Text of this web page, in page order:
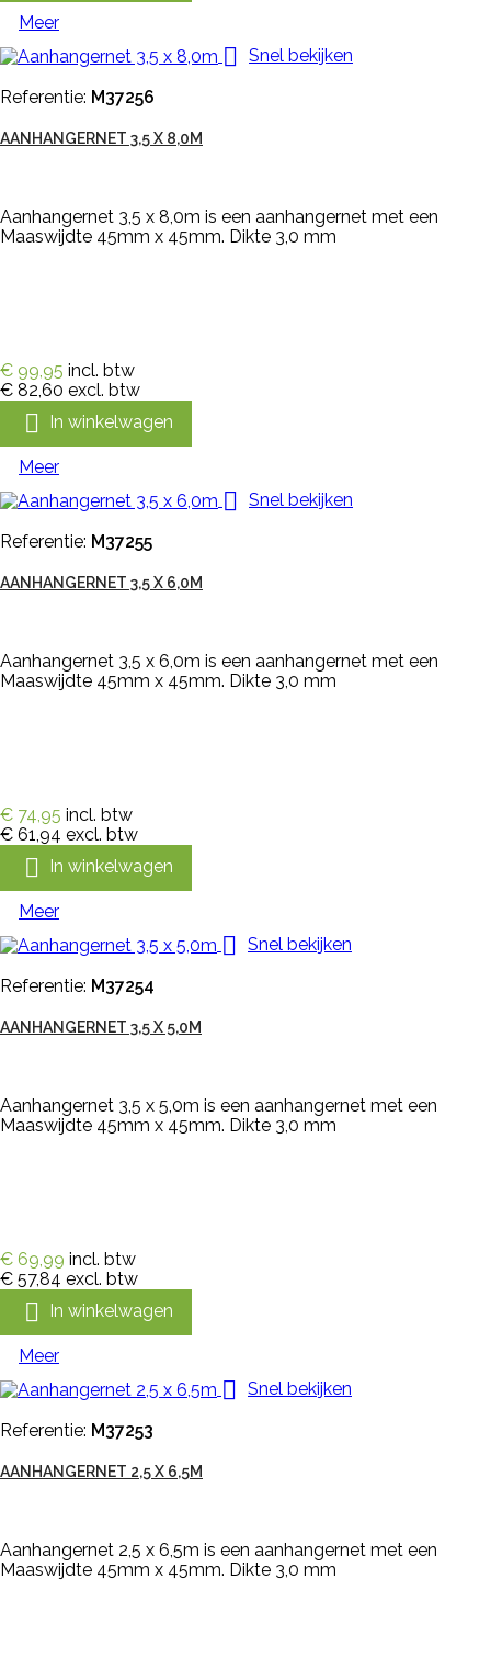
Meer
 Snel bekijken
Referentie: M37256
AANHANGERNET 3,5 X 8,0M
Aanhangernet 3,5 x 8,0m is een aanhangernet met een
Maaswijdte 45mm x 45mm. Dikte 3,0 mm
€ 99,95 incl. btw
€ 82,60 excl. btw
 In winkelwagen
Meer
 Snel bekijken
Referentie: M37255
AANHANGERNET 3,5 X 6,0M
Aanhangernet 3,5 x 6,0m is een aanhangernet met een
Maaswijdte 45mm x 45mm. Dikte 3,0 mm
€ 74,95 incl. btw
€ 61,94 excl. btw
 In winkelwagen
Meer
 Snel bekijken
Referentie: M37254
AANHANGERNET 3,5 X 5,0M
Aanhangernet 3,5 x 5,0m is een aanhangernet met een
Maaswijdte 45mm x 45mm. Dikte 3,0 mm
€ 69,99 incl. btw
€ 57,84 excl. btw
 In winkelwagen
Meer
 Snel bekijken
Referentie: M37253
AANHANGERNET 2,5 X 6,5M
Aanhangernet 2,5 x 6,5m is een aanhangernet met een
Maaswijdte 45mm x 45mm. Dikte 3,0 mm